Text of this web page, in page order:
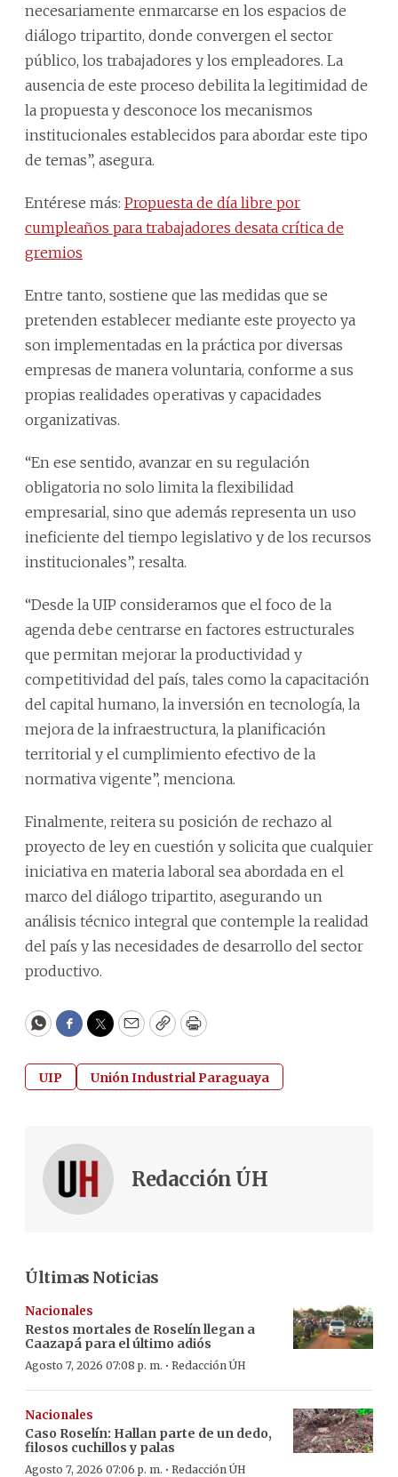
necesariamente enmarcarse en los espacios de
diálogo tripartito, donde convergen el sector
público, los trabajadores y los empleadores. La
ausencia de este proceso debilita la legitimidad de
la propuesta y desconoce los mecanismos
institucionales establecidos para abordar este tipo
de temas”, asegura.
Entérese más: Propuesta de día libre por
cumpleaños para trabajadores desata crítica de
gremios
Entre tanto, sostiene que las medidas que se
pretenden establecer mediante este proyecto ya
son implementadas en la práctica por diversas
empresas de manera voluntaria, conforme a sus
propias realidades operativas y capacidades
organizativas.
“En ese sentido, avanzar en su regulación
obligatoria no solo limita la flexibilidad
empresarial, sino que además representa un uso
ineficiente del tiempo legislativo y de los recursos
institucionales”, resalta.
“Desde la UIP consideramos que el foco de la
agenda debe centrarse en factores estructurales
que permitan mejorar la productividad y
competitividad del país, tales como la capacitación
del capital humano, la inversión en tecnología, la
mejora de la infraestructura, la planificación
territorial y el cumplimiento efectivo de la
normativa vigente”, menciona.
Finalmente, reitera su posición de rechazo al
proyecto de ley en cuestión y solicita que cualquier
iniciativa en materia laboral sea abordada en el
marco del diálogo tripartito, asegurando un
análisis técnico integral que contemple la realidad
del país y las necesidades de desarrollo del sector
productivo.
WhatsApp
Facebook
Twitter
EmailCopyPrint
UIP Unión Industrial Paraguaya
Redacción ÚH
Últimas Noticias
Nacionales
Restos mortales de Roselín llegan a
Caazapá para el último adiós
Agosto 7, 2026 07:08 p. m. · Redacción ÚH
Nacionales
Caso Roselín: Hallan parte de un dedo,
filosos cuchillos y palas
Agosto 7, 2026 07:06 p. m. · Redacción ÚH